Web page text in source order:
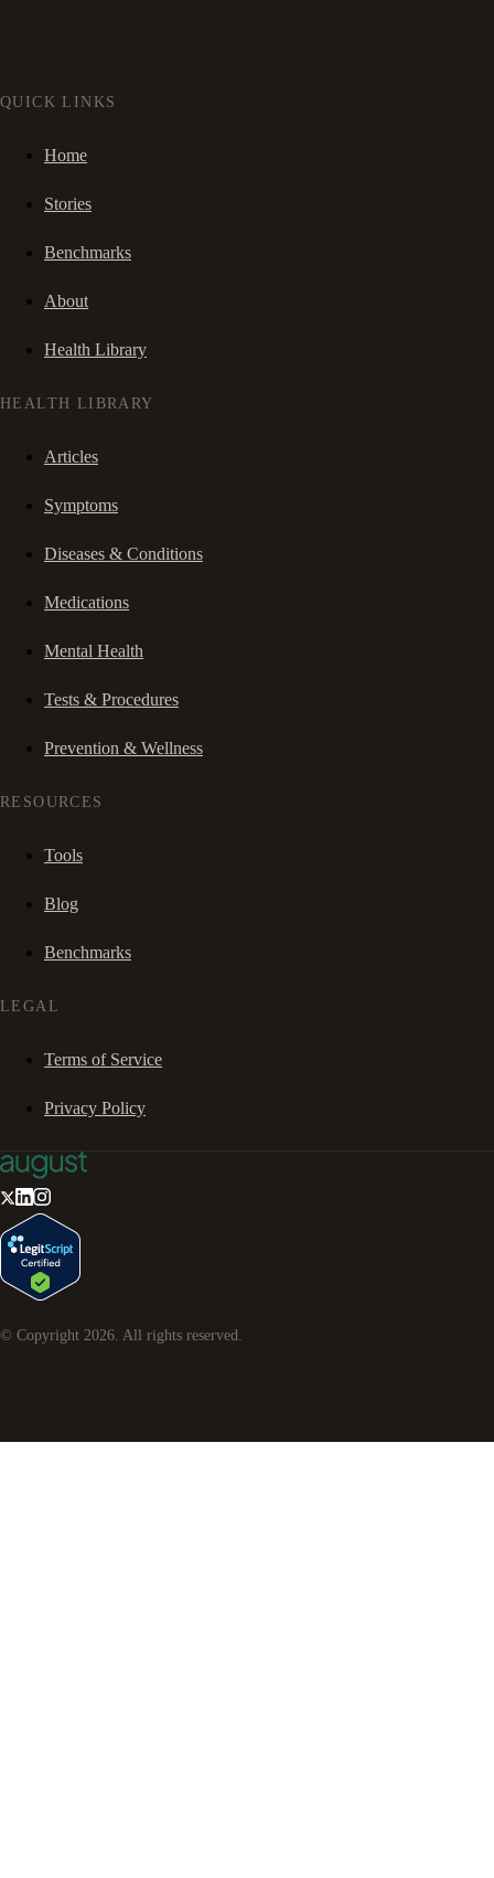
QUICK LINKS
Home
Stories
Benchmarks
About
Health Library
HEALTH LIBRARY
Articles
Symptoms
Diseases & Conditions
Medications
Mental Health
Tests & Procedures
Prevention & Wellness
RESOURCES
Tools
Blog
Benchmarks
LEGAL
Terms of Service
Privacy Policy
© Copyright 2026. All rights reserved.